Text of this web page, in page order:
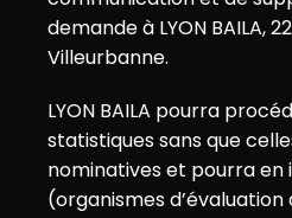
demande à LYON BAILA,
Villeurbanne.
LYON BAILA pourra
statistiques sans que
nominatives et pourra
(organismes